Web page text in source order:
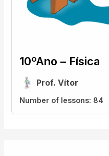
10ºAno – Física
Prof. Vítor
Number of lessons: 84